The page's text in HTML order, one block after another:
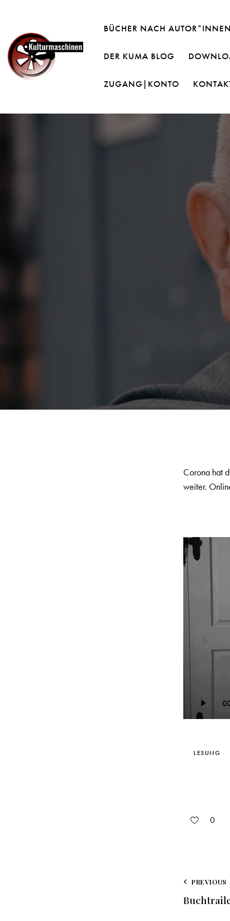
BÜCHER NACH
DER KUMA BLOG
ZUGANG|KONTO
Corona hat
weiter.
Video-
Player
LESUNG
0
PREVIOUS